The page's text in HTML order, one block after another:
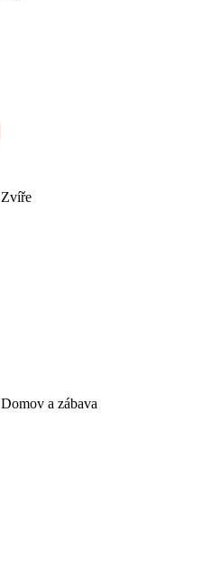
Zvíře
Domov a zábava